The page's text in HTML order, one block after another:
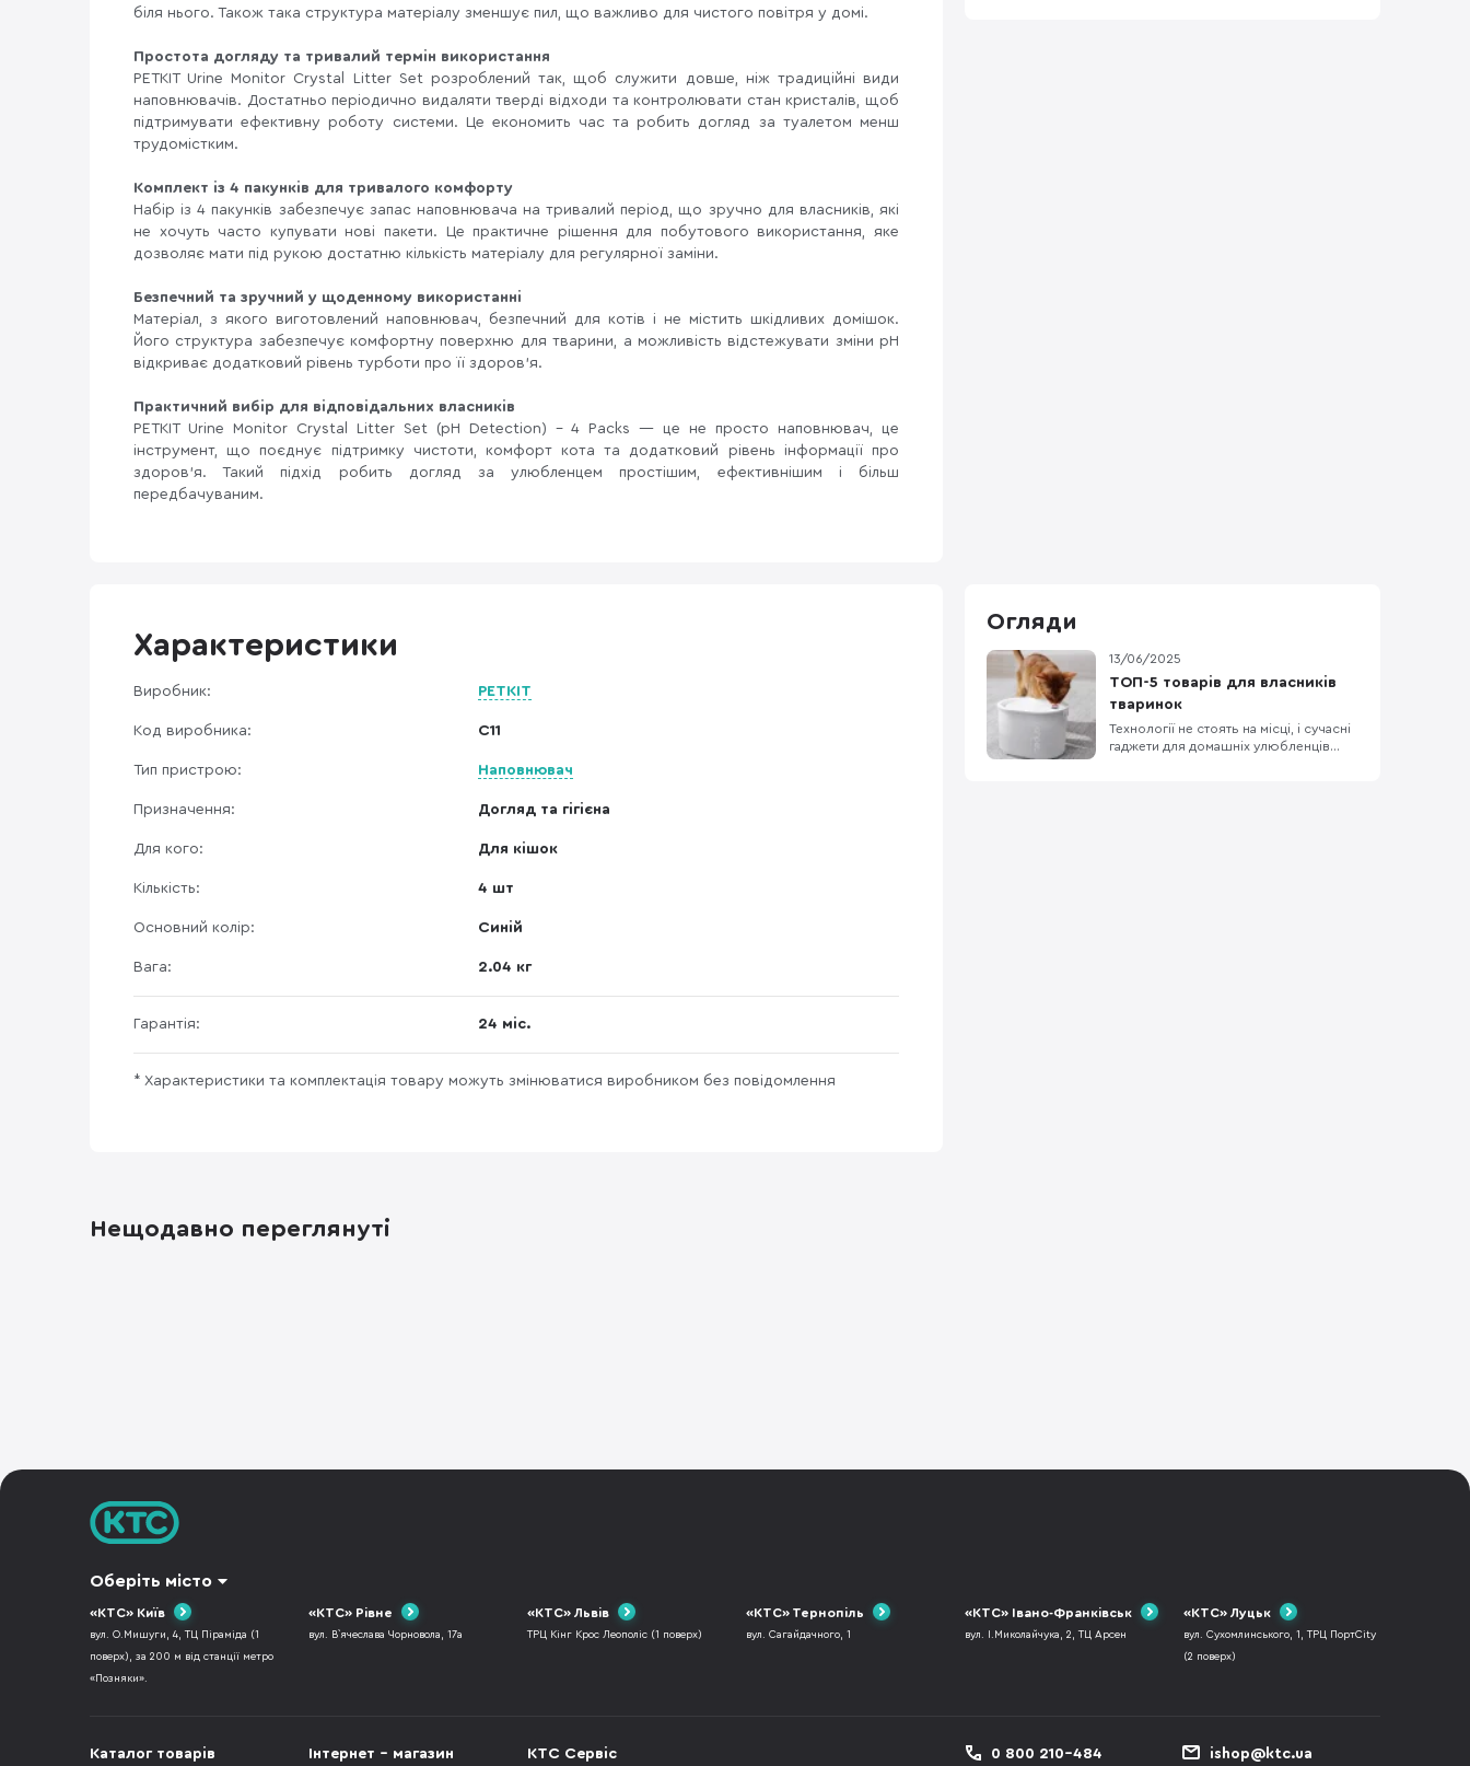
біля нього. Також така структура матеріалу зменшує пил, що важливо для чистого повітря у домі.
Простота догляду та тривалий термін використання
PETKIT Urine Monitor Crystal Litter Set розроблений так, щоб служити довше, ніж традиційні види
наповнювачів. Достатньо періодично видаляти тверді відходи та контролювати стан кристалів, щоб
підтримувати ефективну роботу системи. Це економить час та робить догляд за туалетом менш
трудомістким.
Комплект із 4 пакунків для тривалого комфорту
Набір із 4 пакунків забезпечує запас наповнювача на тривалий період, що зручно для власників, які
не хочуть часто купувати нові пакети. Це практичне рішення для побутового використання, яке
дозволяє мати під рукою достатню кількість матеріалу для регулярної заміни.
Безпечний та зручний у щоденному використанні
Матеріал, з якого виготовлений наповнювач, безпечний для котів і не містить шкідливих домішок.
Його структура забезпечує комфортну поверхню для тварини, а можливість відстежувати зміни pH
відкриває додатковий рівень турботи про її здоров’я.
Практичний вибір для відповідальних власників
PETKIT Urine Monitor Crystal Litter Set (pH Detection) – 4 Packs — це не просто наповнювач, це
інструмент, що поєднує підтримку чистоти, комфорт кота та додатковий рівень інформації про
здоров’я. Такий підхід робить догляд за улюбленцем простішим, ефективнішим і більш
передбачуваним.
Характеристики
Виробник: PETKIT
Код виробника: C11
Тип пристрою: Наповнювач
Призначення: Догляд та гігієна
Для кого: Для кішок
Кількість: 4 шт
Основний колір: Синій
Вага: 2.04 кг
Гарантія: 24 міс.
* Характеристики та комплектація товару можуть змінюватися виробником без повідомлення
Огляди
13/06/2025
ТОП-5 товарів для власників
тваринок
Технології не стоять на місці, і сучасні
гаджети для домашніх улюбленців
Нещодавно переглянуті
Оберіть місто
«КТС» Київ
вул. О.Мишуги, 4, ТЦ Піраміда (1
поверх), за 200 м від станції метро
«Позняки».
«КТС» Рівне
вул. В`ячеслава Чорновола, 17а
«КТС» Львів
ТРЦ Кінг Крос Леополіс (1 поверх)
«КТС» Тернопіль
вул. Сагайдачного, 1
«КТС» Івано-Франківськ
вул. І.Миколайчука, 2, ТЦ Арсен
«КТС» Луцьк
вул. Сухомлинського, 1, ТРЦ ПортCity
(2 поверх)
Каталог товарів Інтернет - магазин КТС Сервіс 0 800 210-484 ishop@ktc.ua